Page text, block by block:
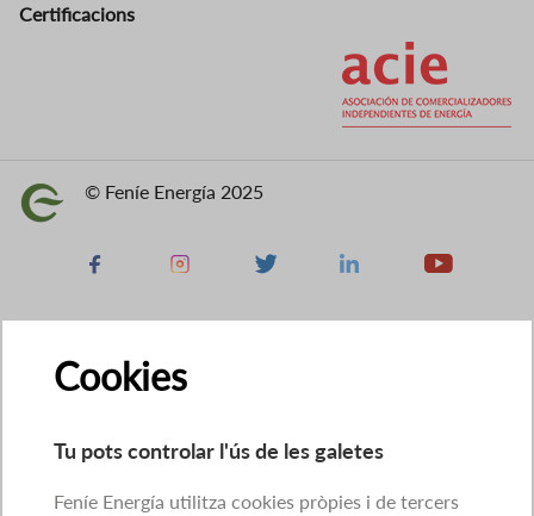
Certificacions
Imatge © Feníe Energía 2025
Facebook Instagram X Linkedin Youtube
Cookies
Tu pots controlar l'ús de les galetes
Feníe Energía utilitza cookies pròpies i de tercers